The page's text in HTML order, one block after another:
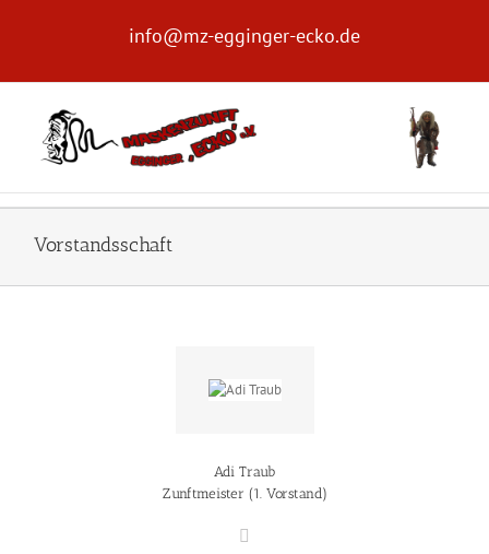
info@mz-egginger-ecko.de
Vorstandsschaft
Adi Traub
Zunftmeister (1. Vorstand)